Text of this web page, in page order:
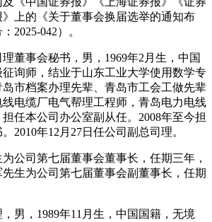
上的《关于董事会换届选举的通知布
2025-042）。
事会秘书，男，1969年2月生，中国
询师，结业于山东工业大学使用数学专
市档案办理先辈、青岛市工会工做先辈
电缆厂电气帮理工程师，青岛电力电线
任本公司办公室副从任。2008年至今担
2010年12月27日任公司副总司理。
司第七届董事会董事长，任期三年，
生为公司第七届董事会副董事长，任期
，1989年11月生，中国国籍，无境